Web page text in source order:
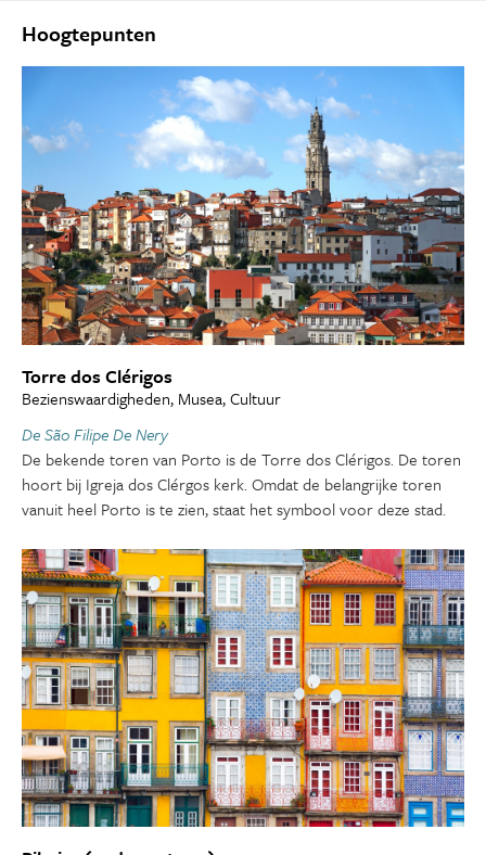
Hoogtepunten
Torre dos Clérigos
Bezienswaardigheden, Musea, Cultuur
De São Filipe De Nery
De bekende toren van Porto is de Torre dos Clérigos. De toren
hoort bij Igreja dos Clérgos kerk. Omdat de belangrijke toren
vanuit heel Porto is te zien, staat het symbool voor deze stad.